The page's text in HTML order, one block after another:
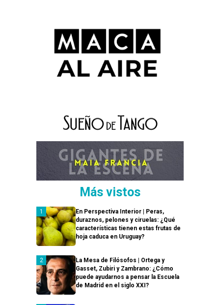
Más vistos
En Perspectiva Interior | Peras,
duraznos, pelones y ciruelas: ¿Qué
características tienen estas frutas de
hoja caduca en Uruguay?
La Mesa de Filósofos | Ortega y
Gasset, Zubiri y Zambrano: ¿Cómo
puede ayudarnos a pensar la Escuela
de Madrid en el siglo XXI?